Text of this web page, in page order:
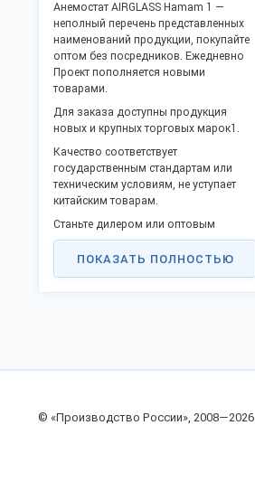
Анемостат AIRGLASS Hamam 1 —
неполный перечень представленных
наименований продукции, покупайте
оптом без посредников. Ежедневно
Проект пополняется новыми
товарами.
Для заказа доступны продукция
новых и крупных торговых марок1.
Качество соответствует
государственным стандартам или
техническим условиям, не уступает
китайским товарам.
Станьте дилером или оптовым
представителем в своём городе.
Поддержите программу
импортозамещения и модернизации
промышленности России и получайте
ПОКАЗАТЬ ПОЛНОСТЬЮ
© «Производство России», 2008—2026